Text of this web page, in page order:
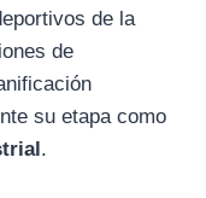
de la
de
su etapa como
.